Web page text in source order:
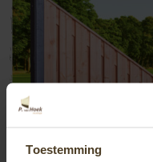
Toestemming